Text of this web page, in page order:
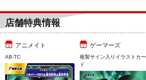
店舗特典情報
アニメイト
AB-TC
ゲーマーズ
複製サイン入りイラストカー
ド